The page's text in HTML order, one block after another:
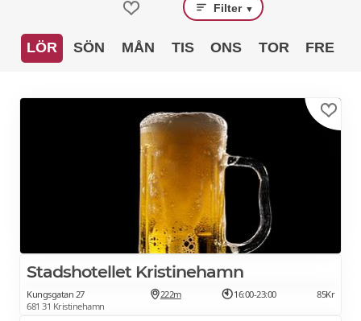
Filter ▼
LÖR SÖN MÅN TIS ONS TOR FRE
Stadshotellet Kristinehamn
Kungsgatan 27
681 31 Kristinehamn
222m 16:00-23:00 85Kr